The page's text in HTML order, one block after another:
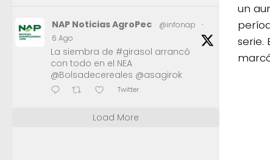
un
serie.
NAP Noticias AgroPec @infonap
·
6 Ago
La siembra de #girasol arrancó
con todo en el NEA
@Bolsadecereales @asagirok
Twitter
Load More